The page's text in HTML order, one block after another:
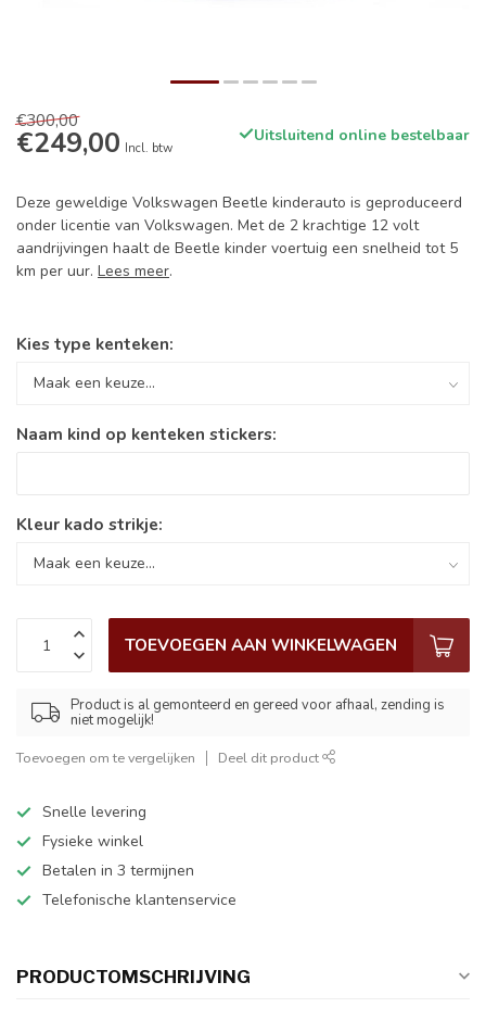
€300,00
€249,00 Incl. btw
Uitsluitend online bestelbaar
Deze geweldige Volkswagen Beetle kinderauto is geproduceerd
onder licentie van Volkswagen. Met de 2 krachtige 12 volt
aandrijvingen haalt de Beetle kinder voertuig een snelheid tot 5
km per uur. Lees meer.
Kies type kenteken:
Naam kind op kenteken stickers:
Kleur kado strikje:
TOEVOEGEN AAN WINKELWAGEN
Product is al gemonteerd en gereed voor afhaal, zending is
niet mogelijk!
Toevoegen om te vergelijken Deel dit product
Snelle levering
Fysieke winkel
Betalen in 3 termijnen
Telefonische klantenservice
PRODUCTOMSCHRIJVING